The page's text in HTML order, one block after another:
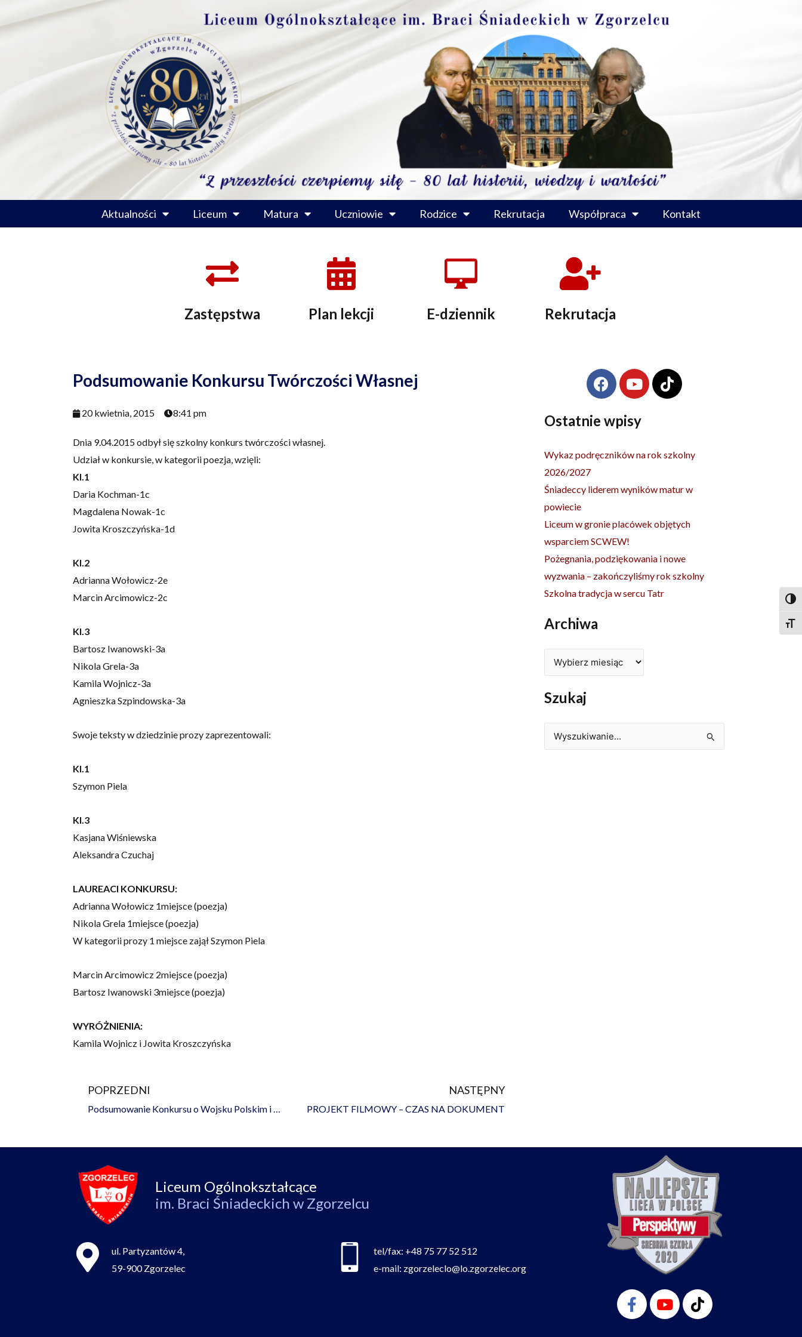
do
Aktualności Liceum Matura Uczniowie Rodzice Rekrutacja Współpraca Kontakt
Zastępstwa Plan lekcji E-dziennik Rekrutacja
Podsumowanie Konkursu Twórczości Własnej
20 kwietnia, 2015 8:41 pm
Dnia 9.04.2015 odbył się szkolny konkurs twórczości własnej.
Udział w konkursie, w kategorii poezja, wzięli:
Kl.1
Daria Kochman-1c
Magdalena Nowak-1c
Jowita Kroszczyńska-1d
Kl.2
Adrianna Wołowicz-2e
Marcin Arcimowicz-2c
Kl.3
Bartosz Iwanowski-3a
Nikola Grela-3a
Kamila Wojnicz-3a
Agnieszka Szpindowska-3a
Swoje teksty w dziedzinie prozy zaprezentowali:
Kl.1
Szymon Piela
Kl.3
Kasjana Wiśniewska
Aleksandra Czuchaj
LAUREACI KONKURSU:
Adrianna Wołowicz 1miejsce (poezja)
Nikola Grela 1miejsce (poezja)
W kategorii prozy 1 miejsce zajął Szymon Piela
Marcin Arcimowicz 2miejsce (poezja)
Bartosz Iwanowski 3miejsce (poezja)
WYRÓŻNIENIA:
Kamila Wojnicz i Jowita Kroszczyńska
Prev
POPRZEDNI
Podsumowanie Konkursu o Wojsku Polskim i …
NASTĘPNY
PROJEKT FILMOWY – CZAS NA DOKUMENT
F
a
e
o
Y
o
t
b
T
i
k
Ostatnie wpisy
Wykaz podręczników na rok szkolny
2026/2027
Śniadeccy liderem wyników matur w
powiecie
Liceum w gronie placówek objętych
wsparciem SCWEW!
Pożegnania, podziękowania i nowe
wyzwania – zakończyliśmy rok szkolny
Szkolna tradycja w sercu Tatr
Archiwa
Szukaj
Szukaj
Liceum Ogólnokształcące
im. Braci Śniadeckich w Zgorzelcu
ul. Partyzantów 4,
59-900 Zgorzelec
tel/fax: +48 75 77 52 512
e-mail: zgorzeleclo@lo.zgorzelec.org
Facebook-
f
YoutubeTiktok